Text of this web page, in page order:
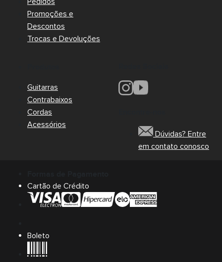
Promoções e
Descontos
Trocas e Devoluções
Guitarras
Contrabaixos
Cordas
Acessórios
Dúvidas? Entre
em contato conosco
Cartão de Crédito
Boleto